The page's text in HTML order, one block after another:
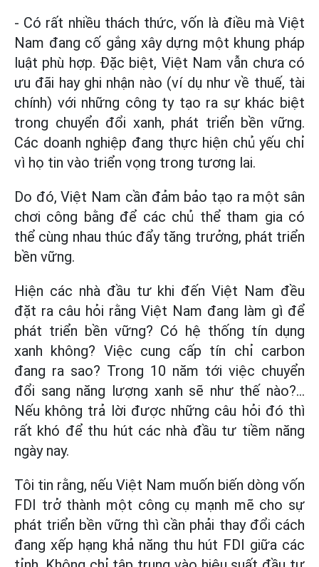
- Có rất nhiều thách thức, vốn là điều mà Việt
Nam đang cố gắng xây dựng một khung pháp
luật phù hợp. Đặc biệt, Việt Nam vẫn chưa có
ưu đãi hay ghi nhận nào (ví dụ như về thuế, tài
chính) với những công ty tạo ra sự khác biệt
trong chuyển đổi xanh, phát triển bền vững.
Các doanh nghiệp đang thực hiện chủ yếu chỉ
vì họ tin vào triển vọng trong tương lai.
Do đó, Việt Nam cần đảm bảo tạo ra một sân
chơi công bằng để các chủ thể tham gia có
thể cùng nhau thúc đẩy tăng trưởng, phát triển
bền vững.
Hiện các nhà đầu tư khi đến Việt Nam đều
đặt ra câu hỏi rằng Việt Nam đang làm gì để
phát triển bền vững? Có hệ thống tín dụng
xanh không? Việc cung cấp tín chỉ carbon
đang ra sao? Trong 10 năm tới việc chuyển
đổi sang năng lượng xanh sẽ như thế nào?...
Nếu không trả lời được những câu hỏi đó thì
rất khó để thu hút các nhà đầu tư tiềm năng
ngày nay.
Tôi tin rằng, nếu Việt Nam muốn biến dòng vốn
FDI trở thành một công cụ mạnh mẽ cho sự
phát triển bền vững thì cần phải thay đổi cách
đang xếp hạng khả năng thu hút FDI giữa các